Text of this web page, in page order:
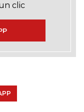
clic